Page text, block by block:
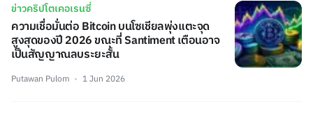
ข่าวคริปโตเคอเรนซี่
ความเชื่อมั่นต่อ Bitcoin บนโซเชียลพุ่งแตะจุด
สูงสุดของปี 2026 ขณะที่ Santiment เตือนอาจ
เป็นสัญญาณลบระยะสั้น
Putawan Pulom 1 Jun 2026